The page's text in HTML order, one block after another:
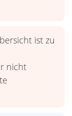
ist zu
nicht